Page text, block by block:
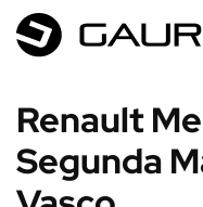
Renault
Segunda